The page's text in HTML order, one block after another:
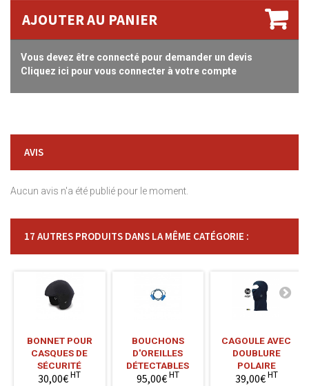
AJOUTER AU PANIER
Vous devez être connecté pour demander un devis
Cliquez ici pour vous connecter à votre compte
AVIS
Aucun avis n'a été publié pour le moment.
17 AUTRES PRODUITS DANS LA MÊME CATÉGORIE :
BONNET POUR
CASQUES DE
SÉCURITÉ
30,00€HT
BOUCHONS
D'OREILLES
DÉTECTABLES
95,00€HT
CAGOULE AVEC
DOUBLURE
POLAIRE
39,00€HT